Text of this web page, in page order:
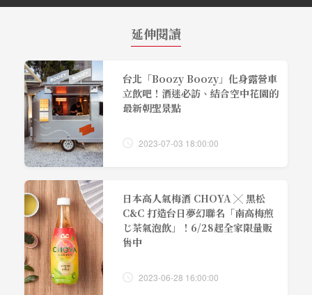
延伸閱讀
台北「Boozy Boozy」化身露營車
立飲吧！酒迷必訪、結合空中花園的
最新朝聖景點
2023-07-03 18:00:00
日本高人氣梅酒 CHOYA ╳ 黑松
C&C 打造台日夢幻聯名「南高梅煎
じ茶氣泡飲」！6/28起全家限量販
售中
2023-06-28 16:00:00